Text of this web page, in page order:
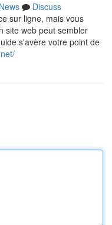
News
Discuss
sur ligne, mais vous
site web peut sembler
s'avère votre point de